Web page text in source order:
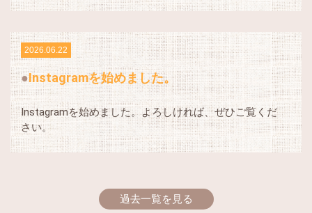
2026.06.22
Instagramを始めました。
Instagramを始めました。よろしければ、ぜひご覧くだ
さい。
過去一覧を見る